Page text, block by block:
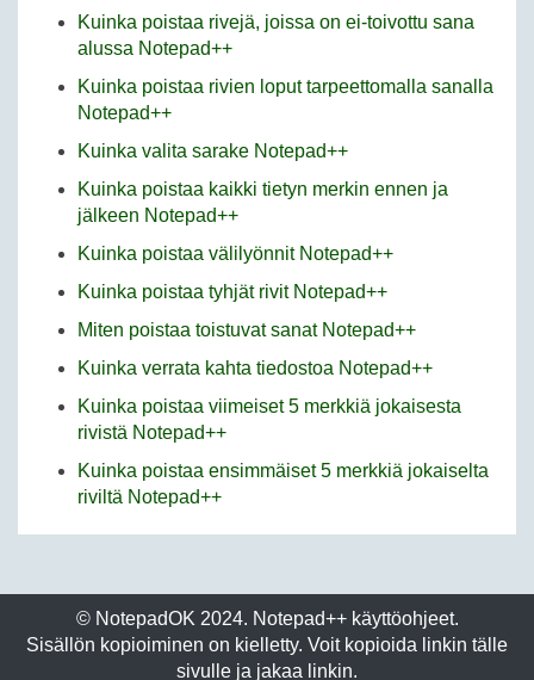
Kuinka poistaa rivejä, joissa on ei-toivottu sana
alussa Notepad++
Kuinka poistaa rivien loput tarpeettomalla sanalla
Notepad++
Kuinka valita sarake Notepad++
Kuinka poistaa kaikki tietyn merkin ennen ja
jälkeen Notepad++
Kuinka poistaa välilyönnit Notepad++
Kuinka poistaa tyhjät rivit Notepad++
Miten poistaa toistuvat sanat Notepad++
Kuinka verrata kahta tiedostoa Notepad++
Kuinka poistaa viimeiset 5 merkkiä jokaisesta
rivistä Notepad++
Kuinka poistaa ensimmäiset 5 merkkiä jokaiselta
riviltä Notepad++
© NotepadOK 2024. Notepad++ käyttöohjeet.
Sisällön kopioiminen on kielletty. Voit kopioida linkin tälle
sivulle ja jakaa linkin.